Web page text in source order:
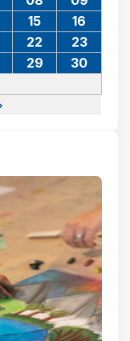
15
16
22
23
29
30